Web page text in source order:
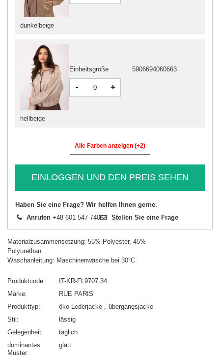
dunkelbeige
hellbeige
Einheitsgröße 5906694060663
- +
Alle Farben anzeigen (+2)
EINLOGGEN UND DEN PREIS SEHEN
Haben Sie eine Frage? Wir helfen Ihnen gerne.
Anrufen +48 601 547 740 Stellen Sie eine Frage
Materialzusammensetzung: 55% Polyester, 45%
Polyurethan
Waschanleitung: Maschinenwäsche bei 30°C
Produktcode
IT-KR-FL9707.34
Marke
RUE PARIS
Produkttyp
öko-Lederjacke
übergangsjacke
Stil
lässig
Gelegenheit
täglich
dominantes
Muster
glatt